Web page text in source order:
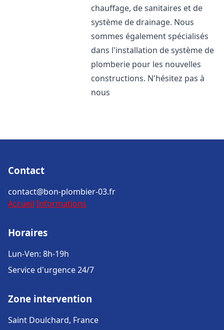
chauffage, de sanitaires et de
système de drainage. Nous
sommes également spécialisés
dans l'installation de système de
plomberie pour les nouvelles
constructions. N'hésitez pas à
nous
Contact
contact@bon-plombier-03.fr
Accueil Informations
Horaires
Lun-Ven: 8h-19h
Service d'urgence 24/7
Zone intervention
Saint Doulchard, France